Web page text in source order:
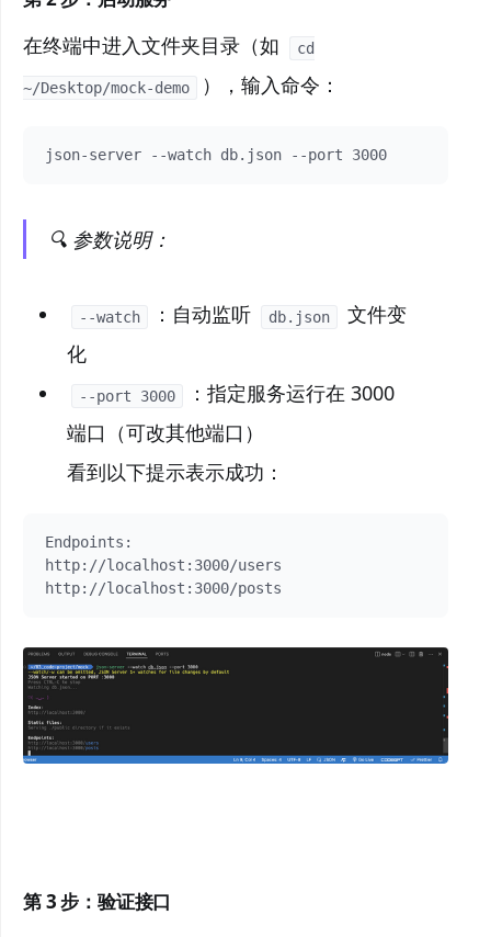
在终端中进入文件夹目录（如 cd
~/Desktop/mock-demo ），输入命令：
json-server --watch db.json --port 3000
🔍 参数说明：
--watch ：自动监听 db.json
文件变
化
--port 3000
：指定服务运行在 3000
端口（可改其他端口）
看到以下提示表示成功：
Endpoints:
http://localhost:3000/users
http://localhost:3000/posts
第 3 步：验证接口